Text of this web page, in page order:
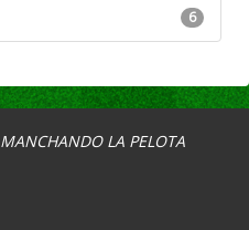
6
MANCHANDO LA PELOTA